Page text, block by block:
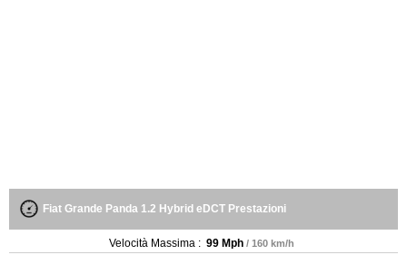
Fiat Grande Panda 1.2 Hybrid eDCT Prestazioni
Velocità Massima : 99 Mph / 160 km/h